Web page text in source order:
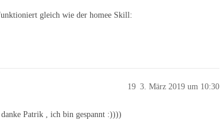
gleich wie der homee Skill:
3. März 2019 um 10:30
19
Patrik , ich bin gespannt :))))